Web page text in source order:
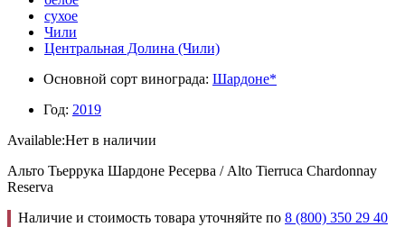
сухое
Чили
Центральная Долина (Чили)
Основной сорт винограда: Шардоне*
Год: 2019
Available:Нет в наличии
Альто Тьеррука Шардоне Ресерва / Alto Tierruca Chardonnay
Reserva
Наличие и стоимость товара уточняйте по 8 (800) 350 29 40